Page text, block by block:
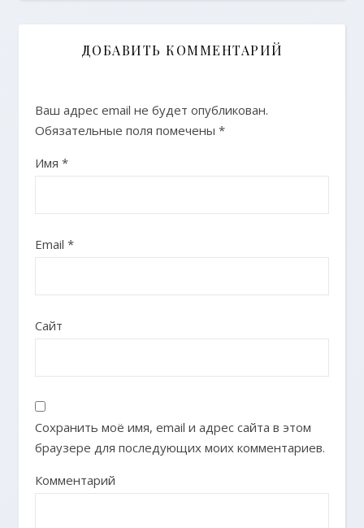
ДОБАВИТЬ КОММЕНТАРИЙ
Ваш адрес email не будет опубликован.
Обязательные поля помечены *
Имя *
Email *
Сайт
Сохранить моё имя, email и адрес сайта в этом
браузере для последующих моих комментариев.
Комментарий